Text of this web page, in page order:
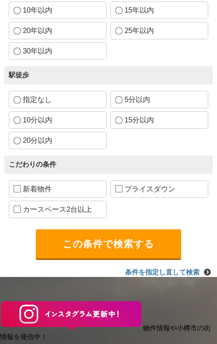
10年以内 15年以内
20年以内 25年以内
30年以内
駅徒歩
指定なし 5分以内
10分以内 15分以内
20分以内
こだわりの条件
新着物件 プライスダウン
カースペース2台以上
条件を指定し直して検索
物件情報や小樽市の街
情報を発信中！